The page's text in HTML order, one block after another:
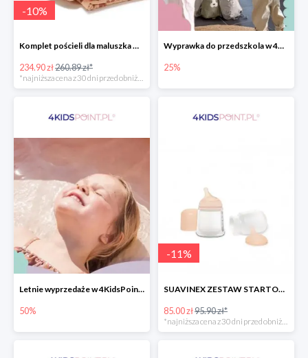
-10%
Komplet pościeli dla maluszka marki La Millou
234.90 zł260.89 zł*
*najniższa cena z 30 dni przed obniżką
Wyprawka do przedszkola w 4KidsPoint do -25%
25%
Letnie wyprzedaże w 4KidsPoint do -50%
50%
-11%
SUAVINEX ZESTAW STARTOWY BUTELKA ZERO ZERO 180 ML
85.00 zł95.90 zł*